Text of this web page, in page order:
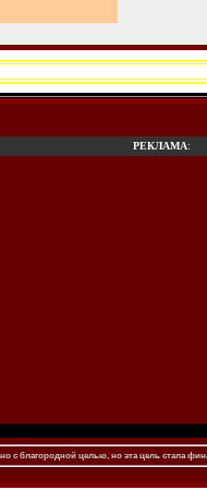
РЕКЛАМА:
c благородной целью, но эта цель стала